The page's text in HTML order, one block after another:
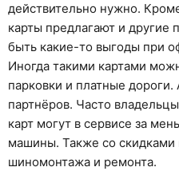
действительно нужно.
карты предлагают и другие
быть какие-то выгоды при
Иногда такими картами
парковки и платные
партнёров. Часто
карт могут в сервисе за
машины. Также со скидками
шиномонтажа и ремонта.